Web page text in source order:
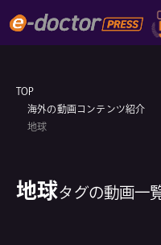
TOP
海外の動画コンテンツ紹介
地球
地球タグの動画一